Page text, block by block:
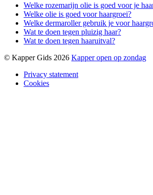
Welke rozemarijn olie is goed voor je
Welke olie is goed voor haargroei?
Welke dermaroller gebruik je voor
Wat te doen tegen pluizig haar?
Wat te doen tegen haaruitval?
© Kapper Gids 2026 Kapper open op zondag
Privacy statement
Cookies